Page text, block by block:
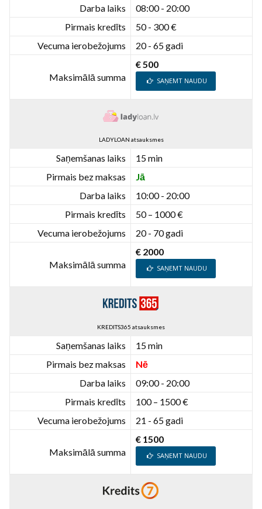
Darba laiks
08:00 - 20:00
Pirmais kredīts
50 - 300 €
Vecuma ierobežojums
20 - 65 gadi
Maksimālā summa
€ 500
SAŅEMT NAUDU
LADYLOAN atsauksmes
Saņemšanas laiks
15 min
Pirmais bez maksas
Jā
Darba laiks
10:00 - 20:00
Pirmais kredīts
50 – 1000 €
Vecuma ierobežojums
20 - 70 gadi
Maksimālā summa
€ 2000
SAŅEMT NAUDU
KREDITS365 atsauksmes
Saņemšanas laiks
15 min
Pirmais bez maksas
Nē
Darba laiks
09:00 - 20:00
Pirmais kredīts
100 – 1500 €
Vecuma ierobežojums
21 - 65 gadi
Maksimālā summa
€ 1500
SAŅEMT NAUDU